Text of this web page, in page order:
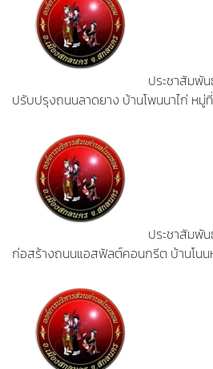
ประชาสัมพั
ปรับปรุงถนนลาดยาง บ้านโพนนาไก่ หมู่
ประชาสัมพั
ก่อสร้างถนนแอสฟัลต์คอนกรีต บ้านโน